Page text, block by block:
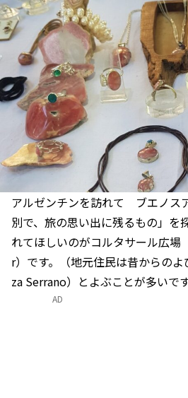
アルゼンチンを訪れて ブエノス
別で、旅の思い出に残るもの」を
れてほしいのがコルタサール広
r）です。（地元住民は昔からの
za Serrano）とよぶことが多いです
AD